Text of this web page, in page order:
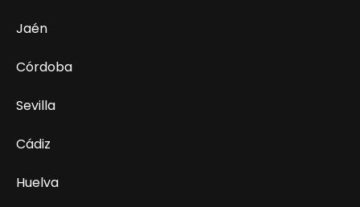
Jaén
Córdoba
Sevilla
Cádiz
Huelva